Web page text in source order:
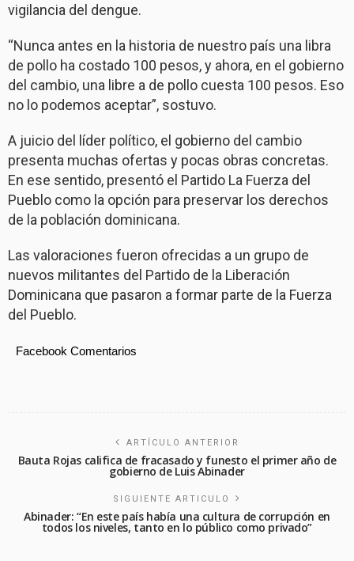
vigilancia del dengue.
“Nunca antes en la historia de nuestro país una libra
de pollo ha costado 100 pesos, y ahora, en el gobierno
del cambio, una libre a de pollo cuesta 100 pesos. Eso
no lo podemos aceptar”, sostuvo.
A juicio del líder político, el gobierno del cambio
presenta muchas ofertas y pocas obras concretas.
En ese sentido, presentó el Partido La Fuerza del
Pueblo como la opción para preservar los derechos
de la población dominicana.
Las valoraciones fueron ofrecidas a un grupo de
nuevos militantes del Partido de la Liberación
Dominicana que pasaron a formar parte de la Fuerza
del Pueblo.
Facebook Comentarios
ARTÍCULO ANTERIOR
Bauta Rojas califica de fracasado y funesto el primer año de
gobierno de Luis Abinader
SIGUIENTE ARTICULO
Abinader: “En este país había una cultura de corrupción en
todos los niveles, tanto en lo público como privado”